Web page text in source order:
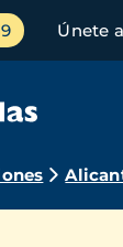
Únete